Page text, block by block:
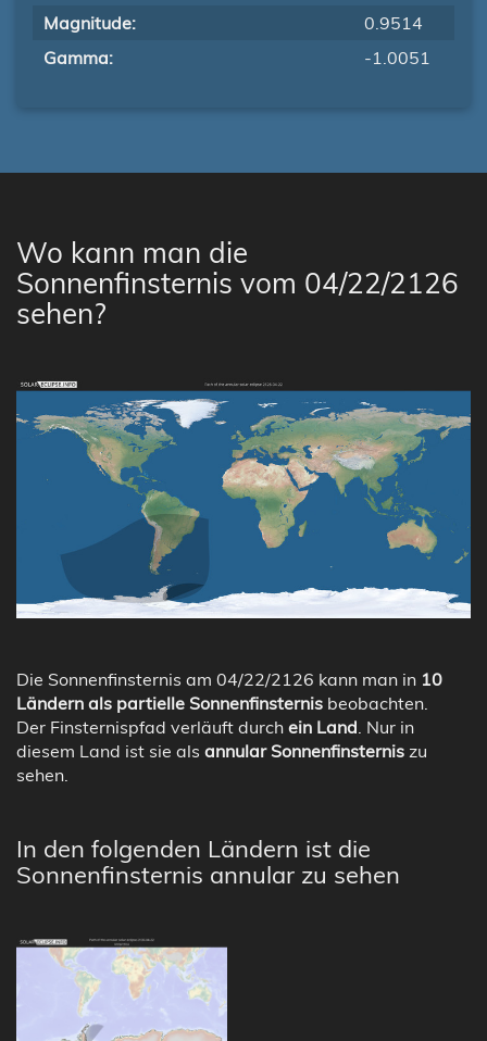
Magnitude:
0.9514
Gamma:
-1.0051
Wo kann man die
Sonnenfinsternis vom 04/22/2126
sehen?
Die Sonnenfinsternis am 04/22/2126 kann man in 10
Ländern als partielle Sonnenfinsternis beobachten.
Der Finsternispfad verläuft durch ein Land . Nur in
diesem Land ist sie als annular Sonnenfinsternis zu
sehen.
In den folgenden Ländern ist die
Sonnenfinsternis annular zu sehen